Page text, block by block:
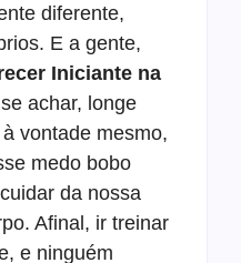
diferente,
E a gente,
Iniciante na
achar, longe
vontade mesmo,
medo bobo
da nossa
Afinal, ir treinar
e ninguém